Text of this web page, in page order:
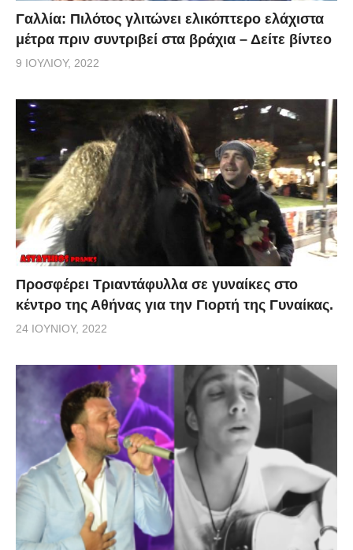
Γαλλία: Πιλότος γλιτώνει ελικόπτερο ελάχιστα
μέτρα πριν συντριβεί στα βράχια – Δείτε βίντεο
9 ΙΟΥΛΊΟΥ, 2022
Προσφέρει Τριαντάφυλλα σε γυναίκες στο
κέντρο της Αθήνας για την Γιορτή της Γυναίκας.
24 ΙΟΥΝΊΟΥ, 2022